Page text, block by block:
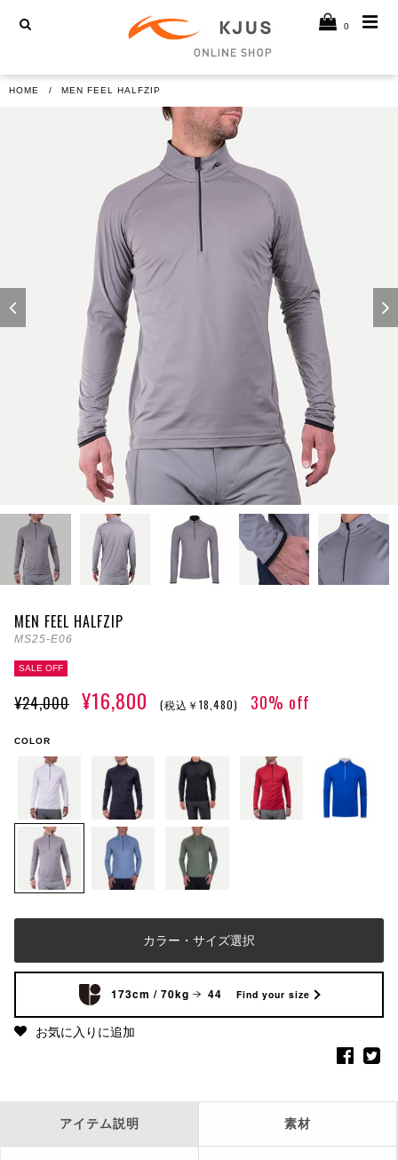
0
HOME MEN FEEL HALFZIP
MEN FEEL HALFZIP
MS25-E06
SALE OFF
¥24,000 ¥16,800 (税込￥18,480) 30% off
COLOR
カラー・サイズ選択
173cm / 70kg 44 Find your size
お気に入りに追加
アイテム説明 素材